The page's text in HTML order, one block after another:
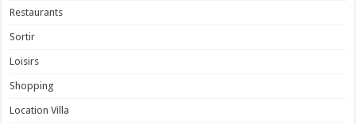
Restaurants
Sortir
Loisirs
Shopping
Location Villa